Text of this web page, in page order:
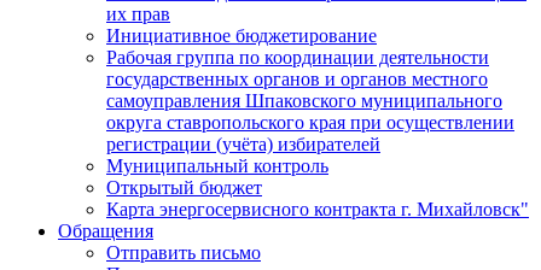
их прав
Инициативное бюджетирование
Рабочая группа по координации деятельности
государственных органов и органов местного
самоуправления Шпаковского муниципального
округа ставропольского края при осуществлении
регистрации (учёта) избирателей
Муниципальный контроль
Открытый бюджет
Карта энергосервисного контракта г. Михайловск"
Обращения
Отправить письмо